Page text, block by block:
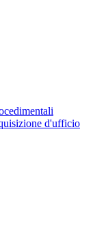
d'ufficio